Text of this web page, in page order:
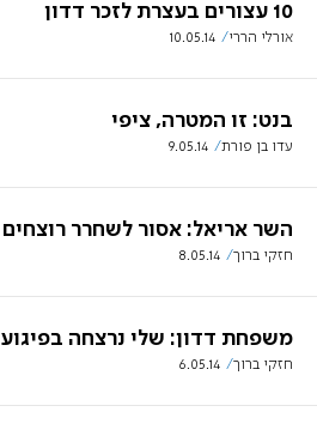
10 עצורים בעצרת לזכר דדון
אורלי הררי 10.05.14
בנט: זו המטרה, ציפי
עדו בן פורת 9.05.14
השר אריאל: אסור לשחרר רוצחים
חזקי ברוך 8.05.14
משפחת דדון: שלי נרצחה בפיגוע
חזקי ברוך 6.05.14